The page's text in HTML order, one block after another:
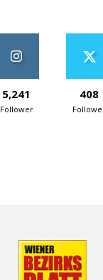
5,241
Follower
408